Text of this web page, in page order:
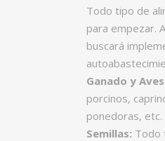
Todo tipo de
para empezar.
buscará
Ganado y
porcinos,
ponedoras, etc.
Semillas: Todo